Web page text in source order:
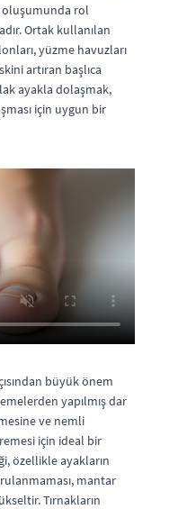
oluşumunda rol
Ortak kullanılan
yüzme havuzları
artıran başlıca
ayakla dolaşmak,
için uygun bir
büyük önem
yapılmış dar
ve nemli
için ideal bir
özellikle ayakların
mantar
Tırnakların